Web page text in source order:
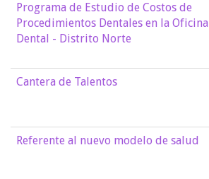
Programa de Estudio de Costos de
Procedimientos Dentales en la Oficina
Dental - Distrito Norte
Cantera de Talentos
Referente al nuevo modelo de salud